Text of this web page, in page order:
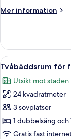
Mer information
Mer
tvåbäddsrum
Öppna
alla
foton
för
Tvåbäddsrum
för
familj
10
Tvåbäddsrum för
Utsikt mot staden
24 kvadratmeter
3 sovplatser
1 dubbelsäng och
Gratis fast